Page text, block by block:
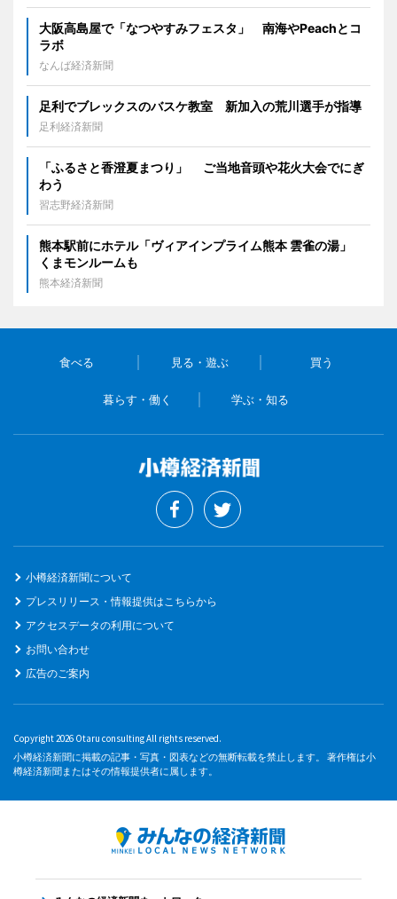
大阪高島屋で「なつやすみフェスタ」 南海やPeachとコ
ラボ
なんば経済新聞
足利でブレックスのバスケ教室 新加入の荒川選手が指導
足利経済新聞
「ふるさと香澄夏まつり」 ご当地音頭や花火大会でにぎ
わう
習志野経済新聞
熊本駅前にホテル「ヴィアインプライム熊本 雲雀の湯」
くまモンルームも
熊本経済新聞
食べる 見る・遊ぶ 買う
暮らす・働く 学ぶ・知る
小樽経済新聞について
プレスリリース・情報提供はこちらから
アクセスデータの利用について
お問い合わせ
広告のご案内
Copyright 2026 Otaru consulting All rights reserved.
小樽経済新聞に掲載の記事・写真・図表などの無断転載を禁止します。 著作権は小
樽経済新聞またはその情報提供者に属します。